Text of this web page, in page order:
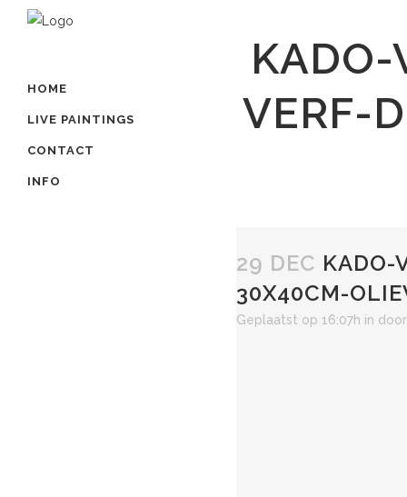
HOME
LIVE PAINTINGS
CONTACT
INFO
KADO-
VERF-
29 DEC KADO-
30X40CM-
Geplaatst op 16:07h in